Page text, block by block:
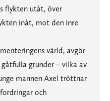
flykten utåt, över
inåt, mot den inre
värld, avgör
grunder – vilka av
mannen Axel tröttnar
och